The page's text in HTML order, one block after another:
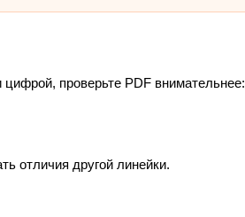
проверьте PDF внимательнее:
отличия другой линейки.